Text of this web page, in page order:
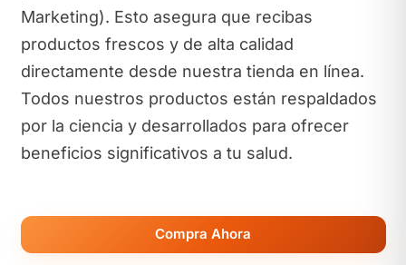
Marketing). Esto asegura que recibas
productos frescos y de alta calidad
directamente desde nuestra tienda en línea.
Todos nuestros productos están respaldados
por la ciencia y desarrollados para ofrecer
beneficios significativos a tu salud.
Compra Ahora